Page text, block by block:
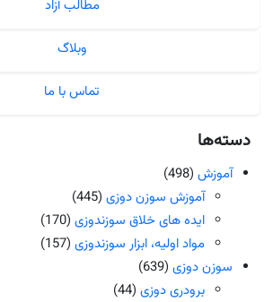
مطالب آزاد
وبلاگ
تماس با ما
دسته‌ها
آموزش (498)
آموزش سوزن دوزی (445)
ایده های خلاق سوزندوزی (170)
مواد اولیه، ابزار سوزندوزی (157)
سوزن دوزی (639)
برودری دوزی (44)